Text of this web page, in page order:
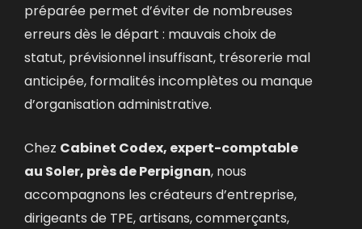
préparée permet d’éviter de nombreuses
erreurs dès le départ : mauvais choix de
statut, prévisionnel insuffisant, trésorerie mal
anticipée, formalités incomplètes ou manque
d’organisation administrative.
Chez Cabinet Codex, expert-comptable
au Soler, près de Perpignan, nous
accompagnons les créateurs d’entreprise,
dirigeants de TPE, artisans, commerçants,